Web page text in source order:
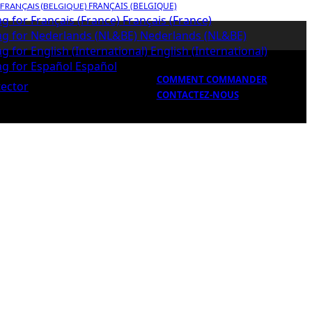
FRANÇAIS (BELGIQUE)
Français (France)
Nederlands (NL&BE)
English (International)
Español
COMMENT COMMANDER
CONTACTEZ-NOUS